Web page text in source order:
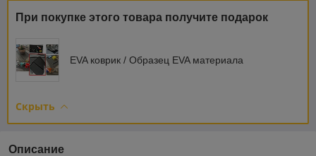
При покупке этого товара получите подарок
EVA коврик / Образец EVA материала
Скрыть
Описание